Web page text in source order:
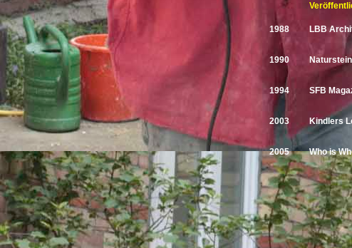
1988 LBB
1990 Naturstein
1994 SFB
2003 Kindlers
2005 Who is